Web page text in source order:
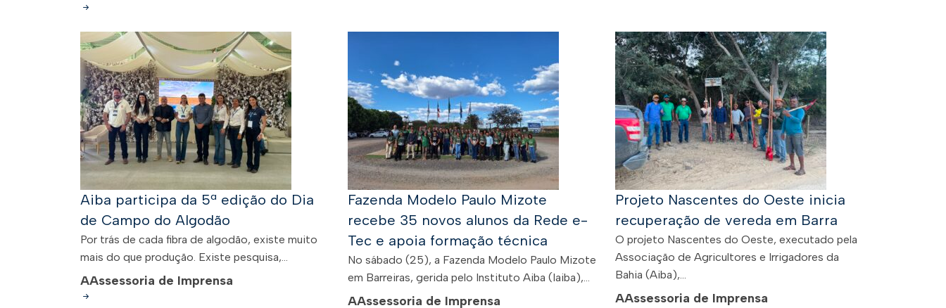
Aiba participa da 5ª edição do Dia
de Campo do Algodão
Por trás de cada fibra de algodão, existe muito
mais do que produção. Existe pesquisa,...
AAssessoria de Imprensa
Fazenda Modelo Paulo Mizote
recebe 35 novos alunos da Rede e-
Tec e apoia formação técnica
No sábado (25), a Fazenda Modelo Paulo Mizote
em Barreiras, gerida pelo Instituto Aiba (Iaiba),...
AAssessoria de Imprensa
Projeto Nascentes do Oeste inicia
recuperação de vereda em Barra
O projeto Nascentes do Oeste, executado pela
Associação de Agricultores e Irrigadores da
Bahia (Aiba),...
AAssessoria de Imprensa